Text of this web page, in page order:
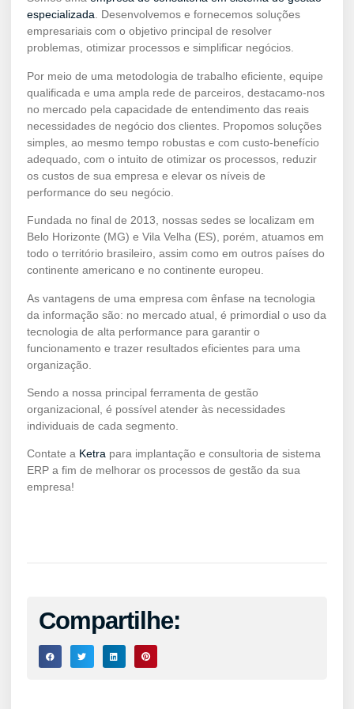
especializada. Desenvolvemos e fornecemos soluções
empresariais com o objetivo principal de resolver
problemas, otimizar processos e simplificar negócios.
Por meio de uma metodologia de trabalho eficiente, equipe
qualificada e uma ampla rede de parceiros, destacamo-nos
no mercado pela capacidade de entendimento das reais
necessidades de negócio dos clientes. Propomos soluções
simples, ao mesmo tempo robustas e com custo-benefício
adequado, com o intuito de otimizar os processos, reduzir
os custos de sua empresa e elevar os níveis de
performance do seu negócio.
Fundada no final de 2013, nossas sedes se localizam em
Belo Horizonte (MG) e Vila Velha (ES), porém, atuamos em
todo o território brasileiro, assim como em outros países do
continente americano e no continente europeu.
As vantagens de uma empresa com ênfase na tecnologia
da informação são: no mercado atual, é primordial o uso da
tecnologia de alta performance para garantir o
funcionamento e trazer resultados eficientes para uma
organização.
Sendo a nossa principal ferramenta de gestão
organizacional, é possível atender às necessidades
individuais de cada segmento.
Contate a Ketra para implantação e consultoria de sistema
ERP a fim de melhorar os processos de gestão da sua
empresa!
Compartilhe: